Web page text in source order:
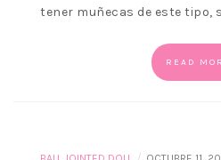
tener muñecas de este tipo,
READ